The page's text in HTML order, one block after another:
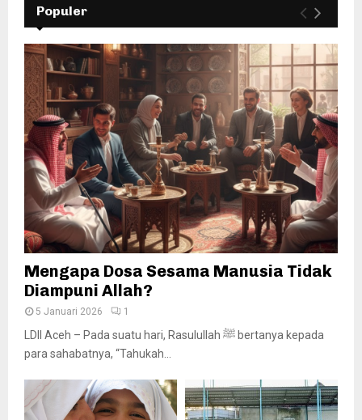
Populer
Mengapa Dosa Sesama Manusia Tidak
Diampuni Allah?
5 Januari 2026 1
LDII Aceh – Pada suatu hari, Rasulullah ﷺ bertanya kepada
para sahabatnya, “Tahukah...